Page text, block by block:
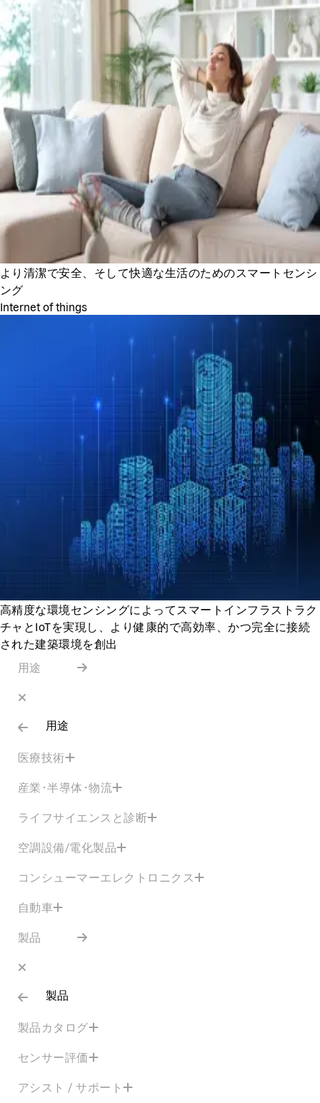
より清潔で安全、そして快適な生活のためのスマートセンシ
ング
Internet of things
高精度な環境センシングによってスマートインフラストラク
チャとIoTを実現し、より健康的で高効率、かつ完全に接続
された建築環境を創出
用途
用途
医療技術
産業･半導体･物流
ライフサイエンスと診断
空調設備/電化製品
コンシューマーエレクトロニクス
自動車
製品
製品
製品カタログ
センサー評価
アシスト / サポート